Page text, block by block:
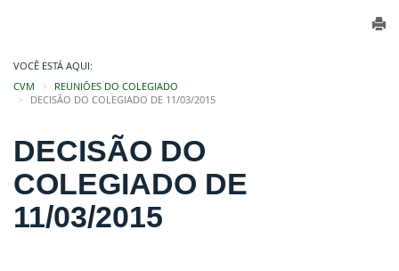
VOCÊ ESTÁ AQUI:
CVM
REUNIÕES DO COLEGIADO
DECISÃO DO COLEGIADO DE 11/03/2015
DECISÃO DO
COLEGIADO DE
11/03/2015